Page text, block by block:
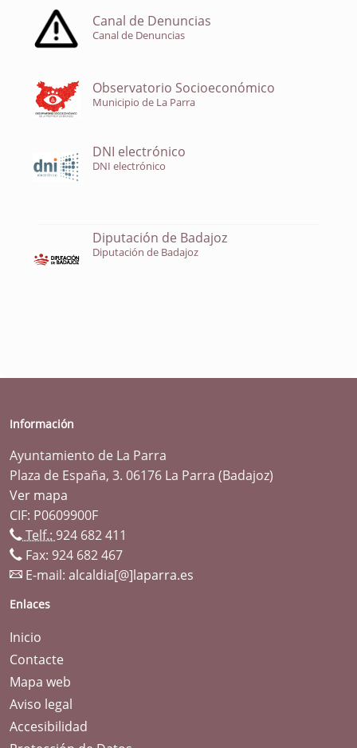
Canal de Denuncias
Canal de Denuncias
Observatorio Socioeconómico
Municipio de La Parra
DNI electrónico
DNI electrónico
Diputación de Badajoz
Diputación de Badajoz
Información
Ayuntamiento de La Parra
Plaza de España, 3. 06176 La Parra (Badajoz)
Ver mapa
CIF: P0609900F
Telf.: 924 682 411
Fax: 924 682 467
E-mail: alcaldia[@]laparra.es
Enlaces
Inicio
Contacte
Mapa web
Aviso legal
Accesibilidad